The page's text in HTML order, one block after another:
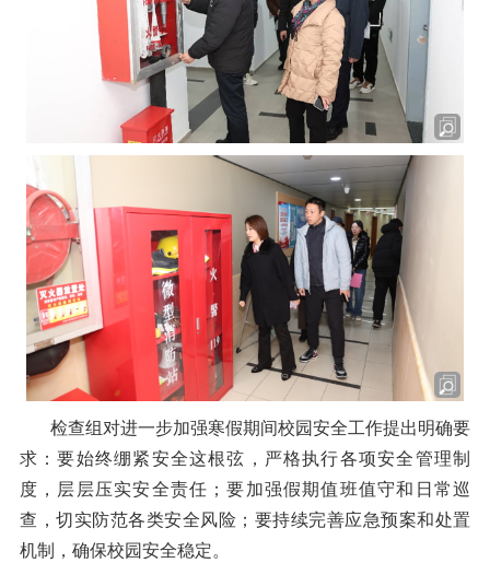
检查组对进一步加强寒假期间校园安全工作提出明确要
求：要始终绷紧安全这根弦，严格执行各项安全管理制
度，层层压实安全责任；要加强假期值班值守和日常巡
查，切实防范各类安全风险；要持续完善应急预案和处置
机制，确保校园安全稳定。